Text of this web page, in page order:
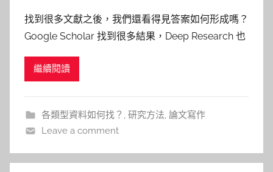
柯
文
找到很多文獻之後，我們還看得見答案如何形成嗎？
Google Scholar 找到很多結果，Deep Research 也
怕沒有這麼簡單。 針對同一個研究問題，即使採用
繼續閱讀
各類型資料如何找？ , 研究方法, 論文寫作
Leave a comment